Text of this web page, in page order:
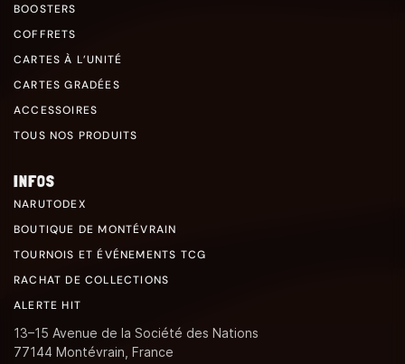
BOOSTERS
COFFRETS
CARTES À L’UNITÉ
CARTES GRADÉES
ACCESSOIRES
TOUS NOS PRODUITS
INFOS
NARUTODEX
BOUTIQUE DE MONTÉVRAIN
TOURNOIS ET ÉVÉNEMENTS TCG
RACHAT DE COLLECTIONS
ALERTE HIT
13–15 Avenue de la Société des Nations
77144 Montévrain, France